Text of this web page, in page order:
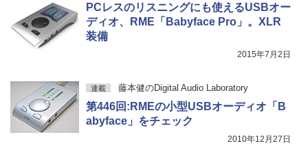
PCレスのリスニングにも使えるUSBオー
ディオ、RME「Babyface Pro」。XLR
装備
2015年7月2日
連載 藤本健のDigital Audio Laboratory
第446回:RMEの小型USBオーディオ「B
abyface」をチェック
2010年12月27日